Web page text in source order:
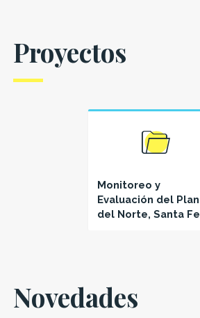
Proyectos
Monitoreo y
Evaluación del Plan
del Norte, Santa Fe
Novedades